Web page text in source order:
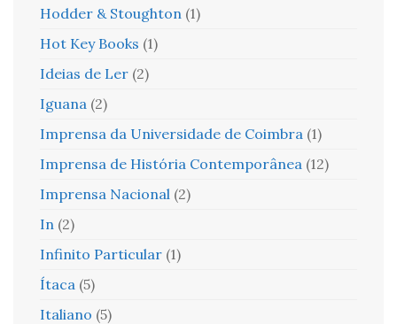
Hodder & Stoughton (1)
Hot Key Books (1)
Ideias de Ler (2)
Iguana (2)
Imprensa da Universidade de Coimbra (1)
Imprensa de História Contemporânea (12)
Imprensa Nacional (2)
In (2)
Infinito Particular (1)
Ítaca (5)
Italiano (5)